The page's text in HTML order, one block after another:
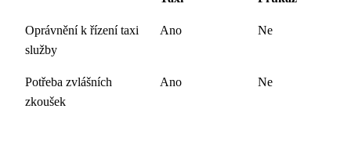
Oprávnění k řízení taxi
služby
Ano Ne
Potřeba zvlášních
zkoušek
Ano Ne